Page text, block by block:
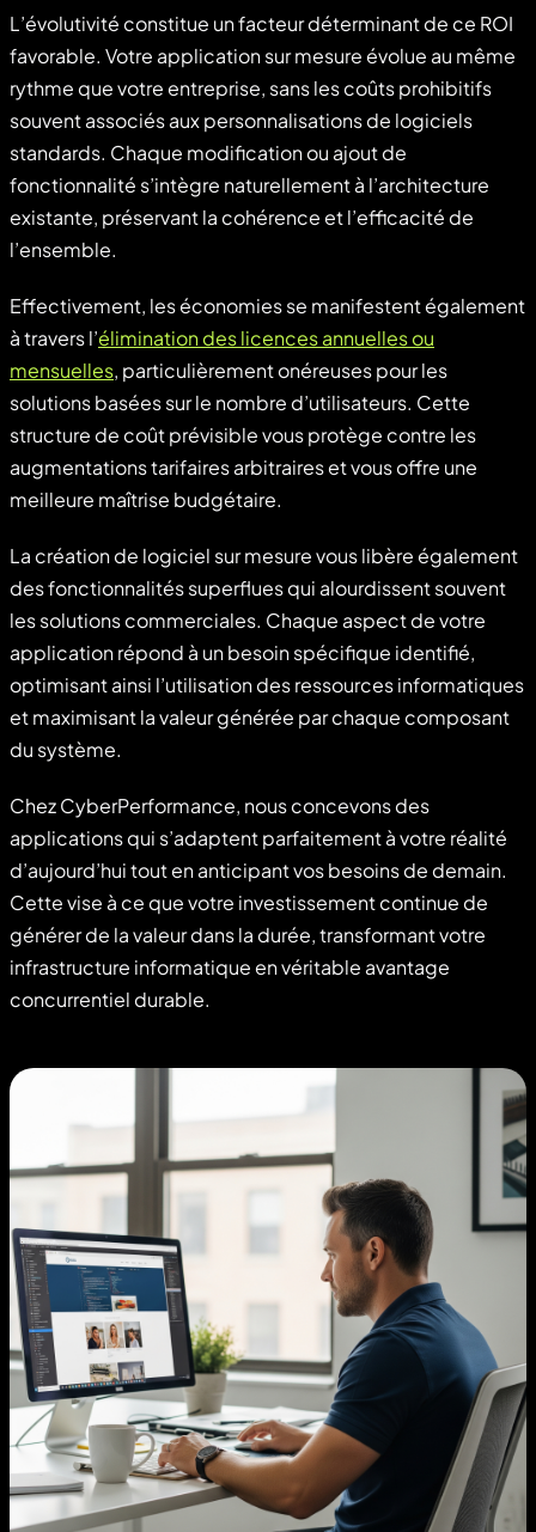
L’évolutivité constitue un facteur déterminant de ce ROI
favorable. Votre application sur mesure évolue au même
rythme que votre entreprise, sans les coûts prohibitifs
souvent associés aux personnalisations de logiciels
standards. Chaque modification ou ajout de
fonctionnalité s’intègre naturellement à l’architecture
existante, préservant la cohérence et l’efficacité de
l’ensemble.
Effectivement, les économies se manifestent également
à travers l’élimination des licences annuelles ou
mensuelles, particulièrement onéreuses pour les
solutions basées sur le nombre d’utilisateurs. Cette
structure de coût prévisible vous protège contre les
augmentations tarifaires arbitraires et vous offre une
meilleure maîtrise budgétaire.
La création de logiciel sur mesure vous libère également
des fonctionnalités superflues qui alourdissent souvent
les solutions commerciales. Chaque aspect de votre
application répond à un besoin spécifique identifié,
optimisant ainsi l’utilisation des ressources informatiques
et maximisant la valeur générée par chaque composant
du système.
Chez CyberPerformance, nous concevons des
applications qui s’adaptent parfaitement à votre réalité
d’aujourd’hui tout en anticipant vos besoins de demain.
Cette vise à ce que votre investissement continue de
générer de la valeur dans la durée, transformant votre
infrastructure informatique en véritable avantage
concurrentiel durable.